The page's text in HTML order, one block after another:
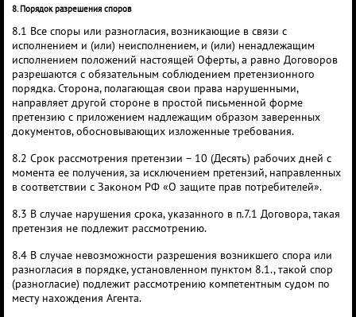
8. Порядок разрешения споров
8.1 Все споры или разногласия, возникающие в связи с
исполнением и (или) неисполнением, и (или) ненадлежащим
исполнением положений настоящей Оферты, а равно Договоров
разрешаются с обязательным соблюдением претензионного
порядка. Сторона, полагающая свои права нарушенными,
направляет другой стороне в простой письменной форме
претензию с приложением надлежащим образом заверенных
документов, обосновывающих изложенные требования.
8.2 Срок рассмотрения претензии – 10 (Десять) рабочих дней с
момента ее получения, за исключением претензий, направленных
в соответствии с Законом РФ «О защите прав потребителей».
8.3 В случае нарушения срока, указанного в п.7.1 Договора, такая
претензия не подлежит рассмотрению.
8.4 В случае невозможности разрешения возникшего спора или
разногласия в порядке, установленном пунктом 8.1., такой спор
(разногласие) подлежит рассмотрению компетентным судом по
месту нахождения Агента.